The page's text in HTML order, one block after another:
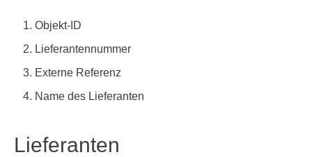
Objekt-ID
Lieferantennummer
Externe Referenz
Name des Lieferanten
Lieferanten